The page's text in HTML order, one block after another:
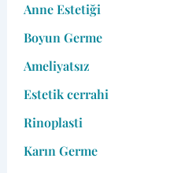
Anne Estetiği
Boyun Germe
Ameliyatsız
Estetik cerrahi
Rinoplasti
Karın Germe